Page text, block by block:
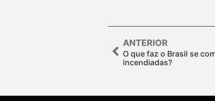
ANTERIOR
O que faz o Brasil se
incendiadas?